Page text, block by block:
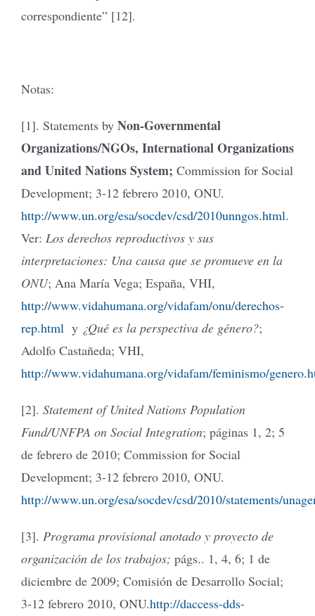
correspondiente” [12].
Notas:
[1]. Statements by Non-Governmental
Organizations/NGOs, International Organizations
and United Nations System; Commission for Social
Development; 3-12 febrero 2010, ONU.
http://www.un.org/esa/socdev/csd/2010unngos.html.
Ver: Los derechos reproductivos y sus
interpretaciones: Una causa que se promueve en la
ONU; Ana María Vega; España, VHI,
http://www.vidahumana.org/vidafam/onu/derechos-
rep.html y ¿Qué es la perspectiva de género?;
Adolfo Castañeda; VHI,
http://www.vidahumana.org/vidafam/feminismo/
[2]. Statement of United Nations Population
Fund/UNFPA on Social Integration; páginas 1, 2; 5
de febrero de 2010; Commission for Social
Development; 3-12 febrero 2010, ONU.
http://www.un.org/esa/socdev/csd/2010/statements/
[3]. Programa provisional anotado y proyecto de
organización de los trabajos; págs.. 1, 4, 6; 1 de
diciembre de 2009; Comisión de Desarrollo Social;
3-12 febrero 2010, ONU.http://daccess-dds-